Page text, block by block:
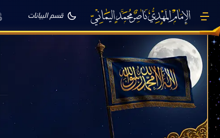
قسم البيانات